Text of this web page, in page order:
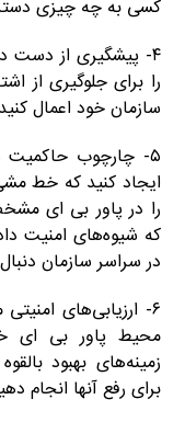
کسی به چه چیزی
را برای جلوگیری از
سازمان خود اعمال
۵- چارچوب
ایجاد کنید که خط
را در پاور بی ای
که شیوه‌های امنیت
در سراسر سازمان
۶- ارزیابی‌های
محیط پاور بی ای
زمینه‌های بهبود
برای رفع آنها انجام